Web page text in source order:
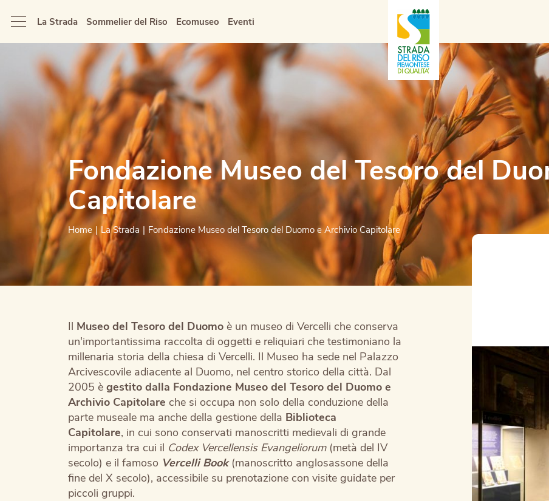
La Strada Sommelier del Riso Ecomuseo Eventi
Fondazione Museo del Tesoro del
Capitolare
Home La Strada Fondazione Museo del Tesoro del Duomo e Archivio Capitolare
Il Museo del Tesoro del Duomo è un museo di Vercelli che conserva
un'importantissima raccolta di oggetti e reliquiari che testimoniano la
millenaria storia della chiesa di Vercelli. Il Museo ha sede nel Palazzo
Arcivescovile adiacente al Duomo, nel centro storico della città. Dal
2005 è gestito dalla Fondazione Museo del Tesoro del Duomo e
Archivio Capitolare che si occupa non solo della conduzione della
parte museale ma anche della gestione della Biblioteca
Capitolare, in cui sono conservati manoscritti medievali di grande
importanza tra cui il Codex Vercellensis Evangeliorum(metà del IV
secolo) e il famoso Vercelli Book(manoscritto anglosassone della
fine del X secolo), accessibile su prenotazione con visite guidate per
piccoli gruppi.